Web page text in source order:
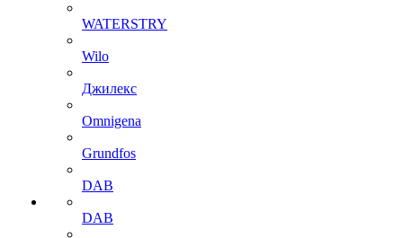
WATERSTRY
Wilo
Джилекс
Omnigena
Grundfos
DAB
DAB